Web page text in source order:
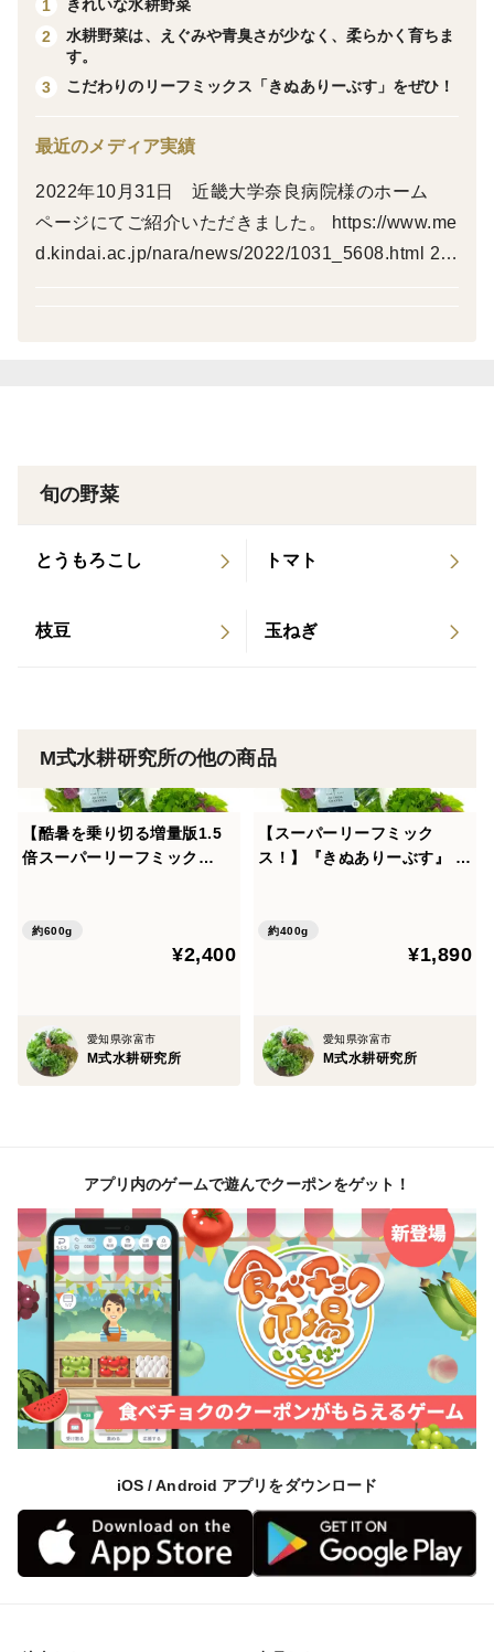
コラ」として知られ、皮膚の健康や認知機能のサポー
ト、抗老化作用などが期待されるハーブです。
「きぬありーぶす」
https://quinoaleaves.com/
〇スーパーフード「キヌア」「アマランサス」「クレソ
ベビーリーフとβカロテンが豊富な「サンチュ」「フ
通常の土耕栽培では葉が虫に食われ、食用とする事は
して提供が可能に
1
きれいな水耕野菜
2
水耕野菜は、えぐみや青臭さが少なく、柔らかく育ちま
す。
3
こだわりのリーフミックス「きぬありーぶす」をぜひ！
最近のメディア実績
2022年10月31日 近畿大学奈良病院様のホーム
ページにてご紹介いただきました。 https://www.me
d.kindai.ac.jp/nara/news/2022/1031_5608.html 20
旬の野菜
とうもろこし トマト
枝豆 玉ねぎ
M式水耕研究所の他の商品
【酷暑を乗り切る増量版1.5
倍スーパーリーフミック
ダ用野菜！たっぷり！新鮮！
さわやか！おいしい！夏の栄
約600g
¥2,400
愛知県弥富市
M式水耕研究所
【スーパーリーフミック
ス！】『きぬありーぶす』 5
週間分のサラダ野菜として！
新鮮！さわやか！おいしい！
約400g
¥1,890
愛知県弥富市
M式水耕研究所
アプリ内のゲームで遊んでクーポンをゲット！
iOS / Android アプリをダウンロード